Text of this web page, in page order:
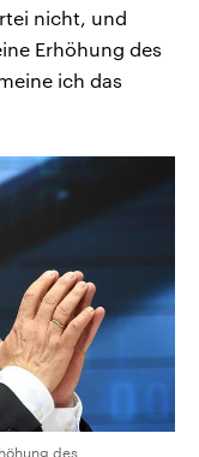
nicht, und
Erhöhung des
ich das
des